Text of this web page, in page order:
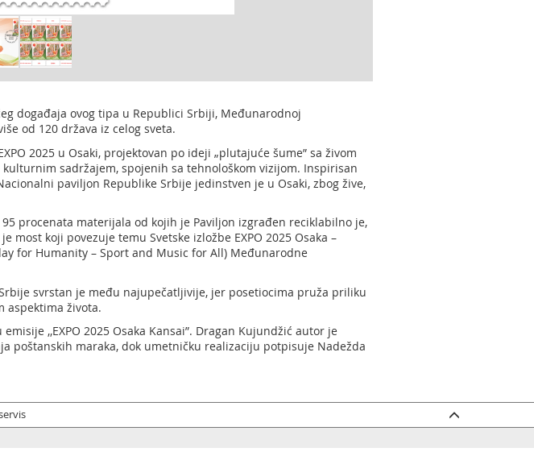
događaja ovog tipa u Republici Srbiji, Međunarodnoj
od 120 država iz celog sveta.
2025 u Osaki, projektovan po ideji „plutajuće šume” sa živom
sadržajem, spojenih sa tehnološkom vizijom. Inspirisan
paviljon Republike Srbije jedinstven je u Osaki, zbog žive,
procenata materijala od kojih je Paviljon izgrađen reciklabilno je,
koji povezuje temu Svetske izložbe EXPO 2025 Osaka –
for Humanity – Sport and Music for All) Međunarodne
svrstan je među najupečatljivije, jer posetiocima pruža priliku
aspektima života.
,,EXPO 2025 Osaka Kansai”. Dragan Kujundžić autor je
poštanskih maraka, dok umetničku realizaciju potpisuje Nadežda